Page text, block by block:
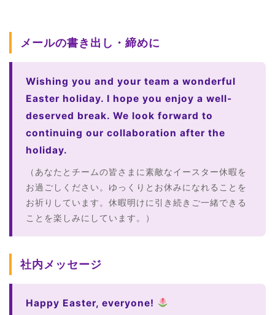
メールの書き出し・締めに
Wishing you and your team a wonderful
Easter holiday. I hope you enjoy a well-
deserved break. We look forward to
continuing our collaboration after the
holiday.
（あなたとチームの皆さまに素敵なイースター休暇を
お過ごしください。ゆっくりとお休みになれることを
お祈りしています。休暇明けに引き続きご一緒できる
ことを楽しみにしています。）
社内メッセージ
Happy Easter, everyone!